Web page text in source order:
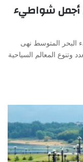
أجمل شواطيء
المتوسط نهى
المعالم السياحية